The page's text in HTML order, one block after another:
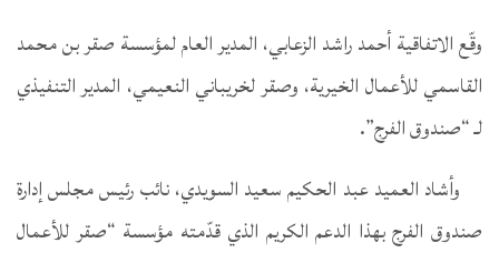
وقّع الاتفاقية أحمد راشد الزعابي، المدير العام لمؤسسة صقر بن محمد
القاسمي للأعمال الخيرية، وصقر لخريباني النعيمي، المدير التنفيذي
لـ “صندوق الفرج”.
وأشاد العميد عبد الحكيم سعيد السويدي، نائب رئيس مجلس إدارة
صندوق الفرج بهذا الدعم الكريم الذي قدّمته مؤسسة “صقر للأعمال